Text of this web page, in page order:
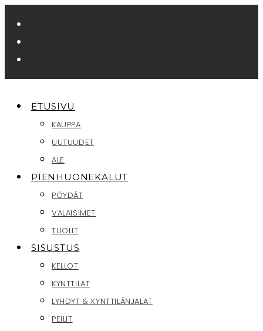
suoraan
sisältöön
ETUSIVU
KAUPPA
UUTUUDET
ALE
PIENHUONEKALUT
PÖYDÄT
VALAISIMET
TUOLIT
SISUSTUS
KELLOT
KYNTTILÄT
LYHDYT & KYNTTILÄNJALAT
PEILIT